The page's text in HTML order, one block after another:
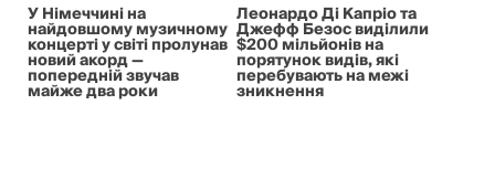
У Німеччині на
найдовшому музичному
концерті у світі пролунав
новий акорд —
попередній звучав
майже два роки
Леонардо Ді Капріо та
Джефф Безос виділили
$200 мільйонів на
порятунок видів, які
перебувають на межі
зникнення